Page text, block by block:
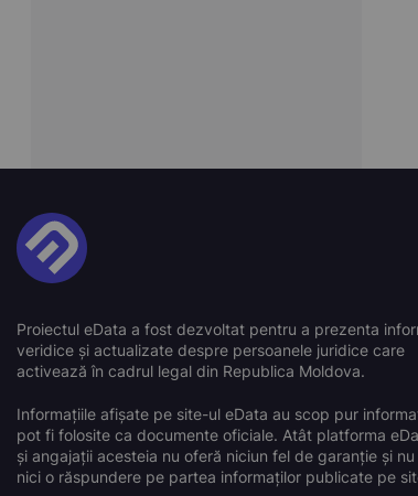
Proiectul eData a fost dezvoltat pentru a prezenta
veridice și actualizate despre persoanele juridice care
activează în cadrul legal din Republica Moldova.
Informațiile afișate pe site-ul eData au scop pur
pot fi folosite ca documente oficiale. Atât platforma
și angajații acesteia nu oferă niciun fel de garanție și
nici o răspundere pe partea informaților publicate pe